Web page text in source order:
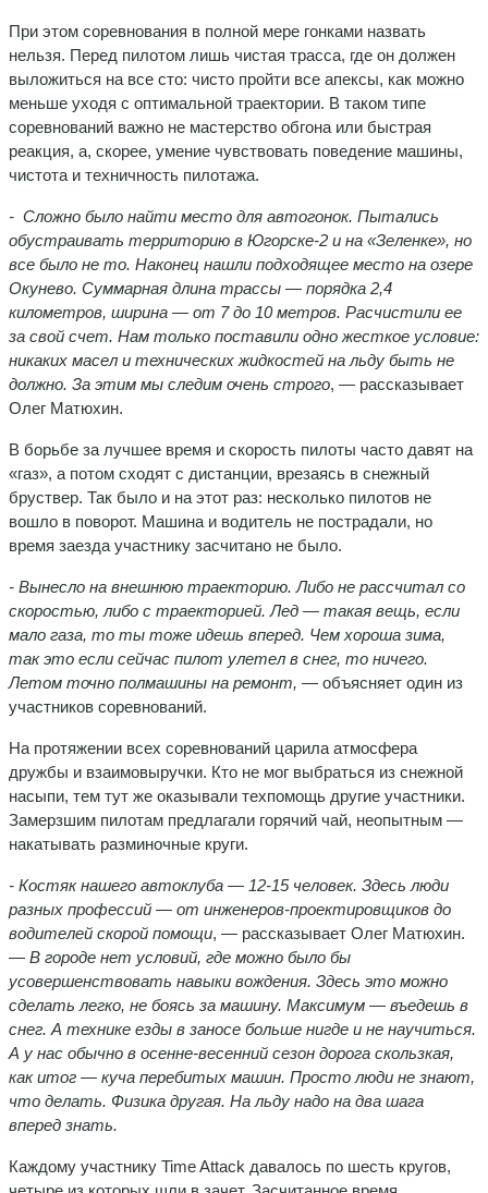
При этом соревнования в полной мере гонками назвать
нельзя. Перед пилотом лишь чистая трасса, где он должен
выложиться на все сто: чисто пройти все апексы, как можно
меньше уходя с оптимальной траектории. В таком типе
соревнований важно не мастерство обгона или быстрая
реакция, а, скорее, умение чувствовать поведение машины,
чистота и техничность пилотажа.
- Сложно было найти место для автогонок. Пытались
обустраивать территорию в Югорске-2 и на «Зеленке», но
все было не то. Наконец нашли подходящее место на озере
Окунево. Суммарная длина трассы — порядка 2,4
километров, ширина — от 7 до 10 метров. Расчистили ее
за свой счет. Нам только поставили одно жесткое условие:
никаких масел и технических жидкостей на льду быть не
должно. За этим мы следим очень строго, — рассказывает
Олег Матюхин.
В борьбе за лучшее время и скорость пилоты часто давят на
«газ», а потом сходят с дистанции, врезаясь в снежный
бруствер. Так было и на этот раз: несколько пилотов не
вошло в поворот. Машина и водитель не пострадали, но
время заезда участнику засчитано не было.
- Вынесло на внешнюю траекторию. Либо не рассчитал со
скоростью, либо с траекторией. Лед — такая вещь, если
мало газа, то ты тоже идешь вперед. Чем хороша зима,
так это если сейчас пилот улетел в снег, то ничего.
Летом точно полмашины на ремонт, — объясняет один из
участников соревнований.
На протяжении всех соревнований царила атмосфера
дружбы и взаимовыручки. Кто не мог выбраться из снежной
насыпи, тем тут же оказывали техпомощь другие участники.
Замерзшим пилотам предлагали горячий чай, неопытным —
накатывать разминочные круги.
- Костяк нашего автоклуба — 12-15 человек. Здесь люди
разных профессий — от инженеров-проектировщиков до
водителей скорой помощи, — рассказывает Олег Матюхин.
— В городе нет условий, где можно было бы
усовершенствовать навыки вождения. Здесь это можно
сделать легко, не боясь за машину. Максимум — въедешь в
снег. А технике езды в заносе больше нигде и не научиться.
А у нас обычно в осенне-весенний сезон дорога скользкая,
как итог — куча перебитых машин. Просто люди не знают,
что делать. Физика другая. На льду надо на два шага
вперед знать.
Каждому участнику Time Attack давалось по шесть кругов,